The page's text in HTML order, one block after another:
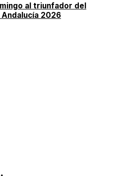
al triunfador del
2026